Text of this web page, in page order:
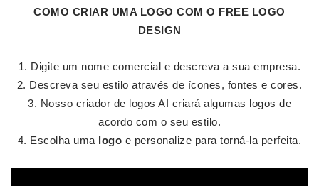
COMO CRIAR UMA LOGO COM O FREE LOGO
DESIGN
Digite um nome comercial e descreva a sua empresa.
Descreva seu estilo através de ícones, fontes e cores.
Nosso criador de logos AI criará algumas logos de
acordo com o seu estilo.
Escolha uma logo e personalize para torná-la perfeita.